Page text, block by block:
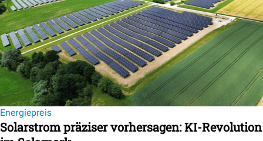
Energiepreis
Solarstrom präziser vorhersagen: KI-Revolution